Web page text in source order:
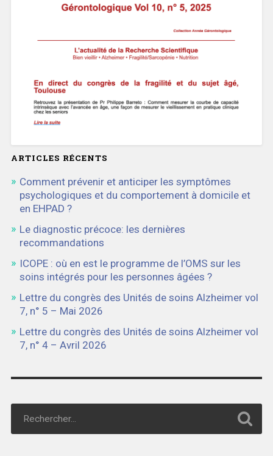
ARTICLES RÉCENTS
Comment prévenir et anticiper les symptômes
psychologiques et du comportement à domicile et
en EHPAD ?
Le diagnostic précoce: les dernières
recommandations
ICOPE : où en est le programme de l’OMS sur les
soins intégrés pour les personnes âgées ?
Lettre du congrès des Unités de soins Alzheimer vol
7, n° 5 – Mai 2026
Lettre du congrès des Unités de soins Alzheimer vol
7, n° 4 – Avril 2026